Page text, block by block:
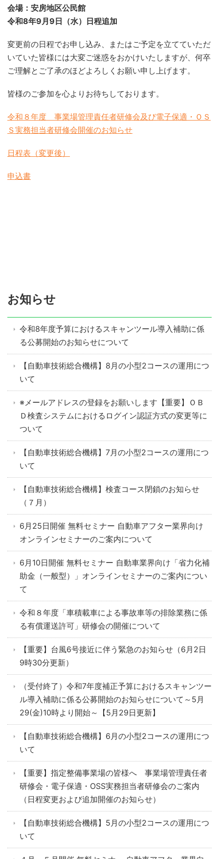
会場：安房地区公民館
令和8年9月9日（水）日程追加
変更前の日程でお申し込み、またはご予定を立てていただ
いていた皆様には大変ご迷惑をおかけいたしますが、何卒
ご理解とご了承のほどよろしくお願い申し上げます。
皆様のご参加を心よりお待ちしております。
令和８年度 事業場管理責任者研修会及び電子保適・ＯＳ
Ｓ実務担当者研修会開催のお知らせ
日程表（変更後）
申込書
お知らせ
令和8年度予算におけるスキャンツール導入補助に係
る公募開始のお知らせについて
【自動車技術総合機構】8月の小型2コースの運用につ
いて
※メールアドレスの登録をお願いします【重要】ＯＢ
Ｄ検査システムにおけるログイン認証方式の変更等に
ついて
【自動車技術総合機構】7月の小型2コースの運用につ
いて
【自動車技術総合機構】検査コース閉鎖のお知らせ
（７月）
6月25日開催 無料セミナー 自動車アフター業界向け
オンラインセミナーのご案内について
6月10日開催 無料セミナー 自動車業界向け「省力化補
助金（一般型）」オンラインセミナーのご案内につい
て
令和８年度「車積載車による事故車等の排除業務に係
る有償運送許可」研修会の開催について
【重要】台風6号接近に伴う緊急のお知らせ（6月2日
9時30分更新）
（受付終了）令和7年度補正予算におけるスキャンツー
ル導入補助に係る公募開始のお知らせについて～5月
29(金)10時より開始～【5月29日更新】
【自動車技術総合機構】6月の小型2コースの運用につ
いて
【重要】指定整備事業場の皆様へ 事業場管理責任者
研修会・電子保適・OSS実務担当者研修会のご案内
（日程変更および追加開催のお知らせ）
【自動車技術総合機構】5月の小型2コースの運用につ
いて